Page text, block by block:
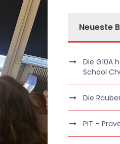
Neueste
Die G10A
School
Die
PiT –